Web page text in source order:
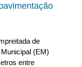
de
(EM)
entre